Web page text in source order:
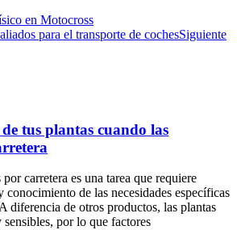
en Motocross
para el transporte de cochesSiguiente
tus plantas cuando las
carretera es una tarea que requiere
de las necesidades específicas
diferencia de otros productos, las plantas
por lo que factores